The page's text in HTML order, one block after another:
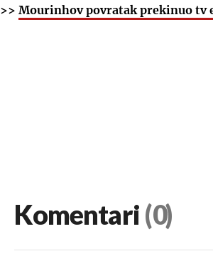
>> Mourinhov povratak prekinuo tv
Komentari (0)